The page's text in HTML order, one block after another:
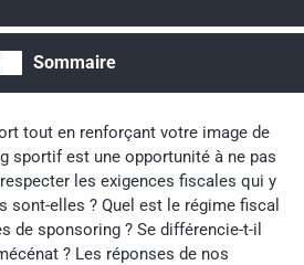
Sommaire
tout en renforçant votre image de
sportif est une opportunité à ne pas
les exigences fiscales qui y
sont-elles ? Quel est le régime fiscal
de sponsoring ? Se différencie-t-il
? Les réponses de nos